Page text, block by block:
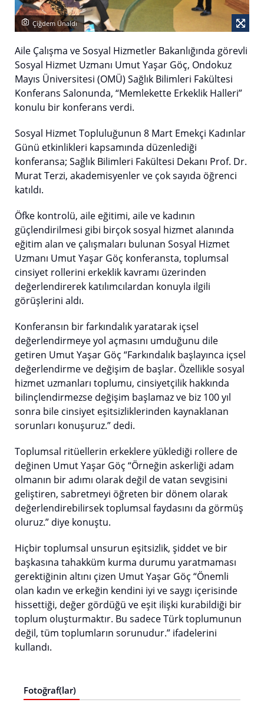
Çiğdem Ünaldı
Aile Çalışma ve Sosyal Hizmetler Bakanlığında görevli
Sosyal Hizmet Uzmanı Umut Yaşar Göç, Ondokuz
Mayıs Üniversitesi (OMÜ) Sağlık Bilimleri Fakültesi
Konferans Salonunda, “Memlekette Erkeklik Halleri”
konulu bir konferans verdi.
Sosyal Hizmet Topluluğunun 8 Mart Emekçi Kadınlar
Günü etkinlikleri kapsamında düzenlediği
konferansa; Sağlık Bilimleri Fakültesi Dekanı Prof. Dr.
Murat Terzi, akademisyenler ve çok sayıda öğrenci
katıldı.
Öfke kontrolü, aile eğitimi, aile ve kadının
güçlendirilmesi gibi birçok sosyal hizmet alanında
eğitim alan ve çalışmaları bulunan Sosyal Hizmet
Uzmanı Umut Yaşar Göç konferansta, toplumsal
cinsiyet rollerini erkeklik kavramı üzerinden
değerlendirerek katılımcılardan konuyla ilgili
görüşlerini aldı.
Konferansın bir farkındalık yaratarak içsel
değerlendirmeye yol açmasını umduğunu dile
getiren Umut Yaşar Göç “Farkındalık başlayınca içsel
değerlendirme ve değişim de başlar. Özellikle sosyal
hizmet uzmanları toplumu, cinsiyetçilik hakkında
bilinçlendirmezse değişim başlamaz ve biz 100 yıl
sonra bile cinsiyet eşitsizliklerinden kaynaklanan
sorunları konuşuruz.” dedi.
Toplumsal ritüellerin erkeklere yüklediği rollere de
değinen Umut Yaşar Göç “Örneğin askerliği adam
olmanın bir adımı olarak değil de vatan sevgisini
geliştiren, sabretmeyi öğreten bir dönem olarak
değerlendirebilirsek toplumsal faydasını da görmüş
oluruz.” diye konuştu.
Hiçbir toplumsal unsurun eşitsizlik, şiddet ve bir
başkasına tahakküm kurma durumu yaratmaması
gerektiğinin altını çizen Umut Yaşar Göç “Önemli
olan kadın ve erkeğin kendini iyi ve saygı içerisinde
hissettiği, değer gördüğü ve eşit ilişki kurabildiği bir
toplum oluşturmaktır. Bu sadece Türk toplumunun
değil, tüm toplumların sorunudur.” ifadelerini
kullandı.
Fotoğraf(lar)